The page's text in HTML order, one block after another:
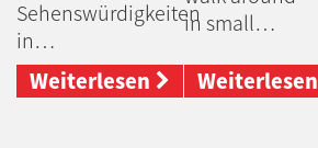
Sehenswürdigkeiten
in…
Weiterlesen
in small…
Weiterlesen